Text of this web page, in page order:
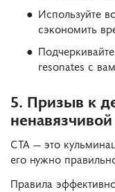
Используйте
сэкономить
resonates с
5. Призыв к
CTA — это
его нужно
Правила